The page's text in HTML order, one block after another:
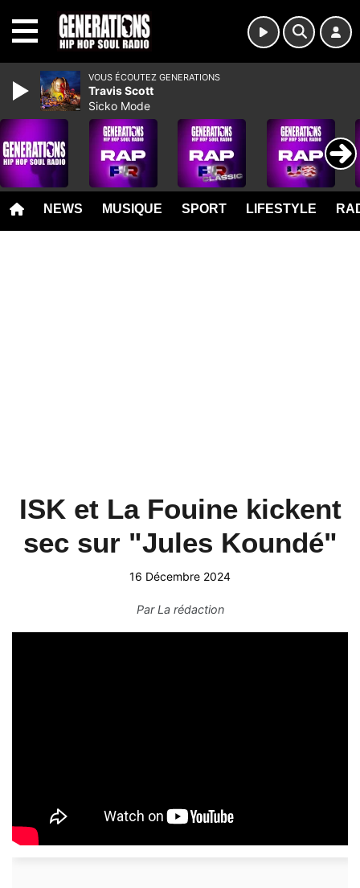
NEWS MUSIQUE SPORT LIFESTYLE
ISK et La Fouine kickent
sec sur "Jules Koundé"
16 Décembre 2024
ParLa rédaction
VOUS ÉCOUTEZ GENERATIONS
Travis Scott
Sicko Mode